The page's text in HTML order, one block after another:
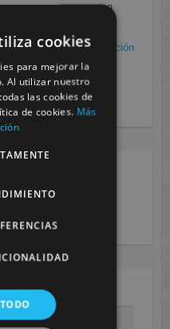
G. Aguado.
enero 28,
Cesur Murcia. Protección
XIII Congreso
noviembre 26, 2020
V
cookies
para mejorar la
Al utilizar nuestro
las cookies de
de cookies. Más